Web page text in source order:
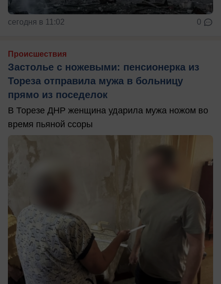
сегодня в 11:02 0
Происшествия
Застолье с ножевыми: пенсионерка из
Тореза отправила мужа в больницу
прямо из поседелок
В Торезе ДНР женщина ударила мужа ножом во
время пьяной ссоры